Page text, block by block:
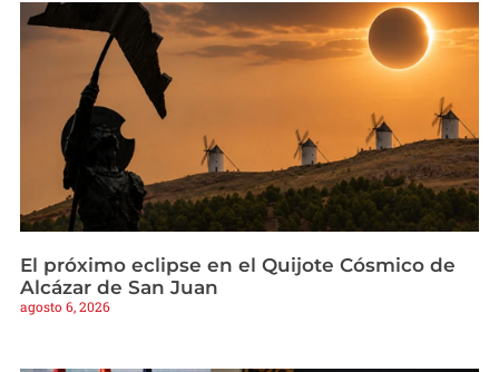
El próximo eclipse en el Quijote Cósmico de
Alcázar de San Juan
agosto 6, 2026